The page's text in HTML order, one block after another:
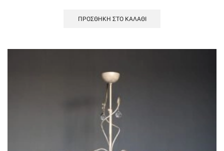
ΠΡΟΣΘΉΚΗ ΣΤΟ ΚΑΛΆΘΙ